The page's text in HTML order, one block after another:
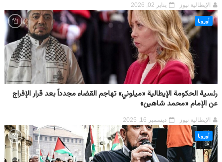
الإيطالية نيوز يناير 02, 2026
أوروبا
رئسية الحكومة الإيطالية «ميلوني» تهاجم القضاء مجدداً بعد قرار الإفراج
عن الإمام «محمد شاهين»
الإيطالية نيوز ديسمبر 16, 2025
أوروبا